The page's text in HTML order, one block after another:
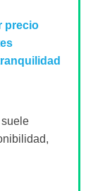
precio